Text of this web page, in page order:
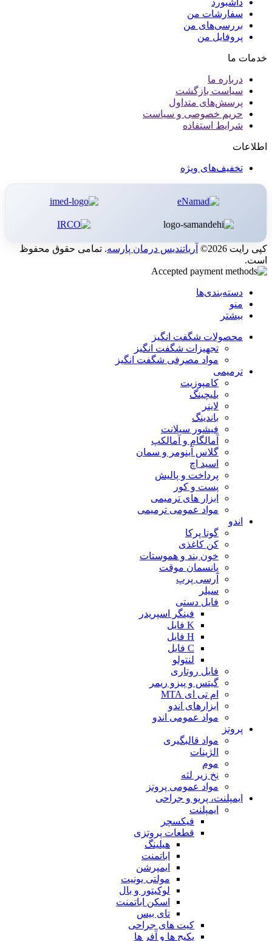
داشبورد
سفارشات من
بررسی‌های من
پروفایل من
خدمات ما
درباره ما
سیاست بازگشت
پرسش‌های متداول
حریم خصوصی و سیاست
شرایط استفاده
اطلاعات
تخفیف‌های ویژه
کپی رایت 2026© آریاتندیس درمان پارسه. تمامی حقوق محفوظ
است.
دسته‌بندی‌ها
منو
بیشتر
محصولات شگفت انگیز
تجهیزات شگفت انگیز
مواد مصرفی شگفت انگیز
ترمیمی
کامپوزیت
بلیچینگ
لاینر
باندینگ
فیشور سیلانت
آمالگام و آمالکپ
گلاس آینومر و سمان
اسید اچ
پرداخت و پالیش
پست و کور
ابزار های ترمیمی
مواد عمومی ترمیمی
اندو
گوتا پرکا
کن کاغذی
خون بند و هموستات
پانسمان موقت
آرسی پرپ
سیلر
فایل دستی
فینگر اسپریدر
K فایل
H فایل
C فایل
لنتولو
فایل روتاری
گیتس و پیزو ریمر
ام تی ای MTA
ابزارهای اندو
مواد عمومی اندو
پروتز
مواد قالبگیری
الژینات
موم
نخ زیر لثه
مواد عمومی پروتز
ایمپلنت، پریو و جراحی
ایمپلنت
فیکسچر
قطعات پروتزی
هیلینگ
اباتمنت
ایمپرشن
مولتی یونیت
لوکیتور و بال
اسکن اباتمنت
تای بیس
کیت های جراحی
پکیج ها و آفر ها